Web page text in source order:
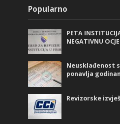
Popularno
PETA
NEGATIVNU
Neusklađenost
ponavlja
Revizorske